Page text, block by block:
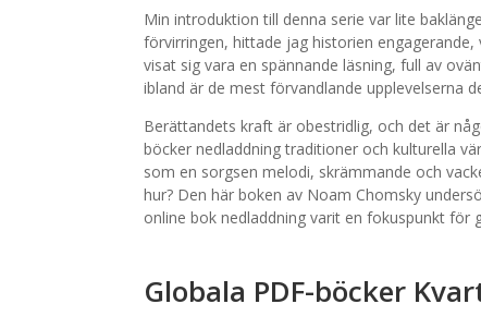
Min introduktion till denna serie var lite
förvirringen, hittade jag historien
visat sig vara en spännande läsning, full av
ibland är de mest förvandlande upplevelserna
Berättandets kraft är obestridlig, och det är
böcker nedladdning traditioner och kulturella
som en sorgsen melodi, skrämmande och
hur? Den här boken av Noam Chomsky
online bok nedladdning varit en fokuspunkt för
Globala PDF-böcker